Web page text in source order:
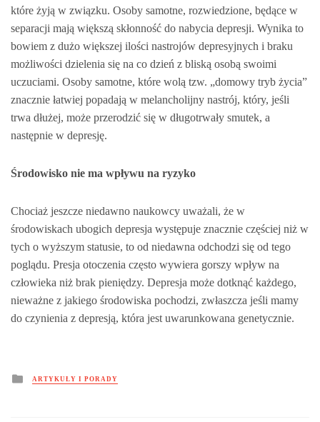
które żyją w związku. Osoby samotne, rozwiedzione, będące w
separacji mają większą skłonność do nabycia depresji. Wynika to
bowiem z dużo większej ilości nastrojów depresyjnych i braku
możliwości dzielenia się na co dzień z bliską osobą swoimi
uczuciami. Osoby samotne, które wolą tzw. „domowy tryb życia”
znacznie łatwiej popadają w melancholijny nastrój, który, jeśli
trwa dłużej, może przerodzić się w długotrwały smutek, a
następnie w depresję.
Środowisko nie ma wpływu na ryzyko
Chociaż jeszcze niedawno naukowcy uważali, że w
środowiskach ubogich depresja występuje znacznie częściej niż w
tych o wyższym statusie, to od niedawna odchodzi się od tego
poglądu. Presja otoczenia często wywiera gorszy wpływ na
człowieka niż brak pieniędzy. Depresja może dotknąć każdego,
nieważne z jakiego środowiska pochodzi, zwłaszcza jeśli mamy
do czynienia z depresją, która jest uwarunkowana genetycznie.
Posted
in
ARTYKUŁY I PORADY